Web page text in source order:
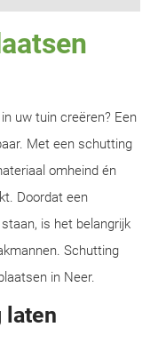
uw tuin creëren? Een
Met een schutting
omheind én
Doordat een
is het belangrijk
Schutting
in Neer.
laten